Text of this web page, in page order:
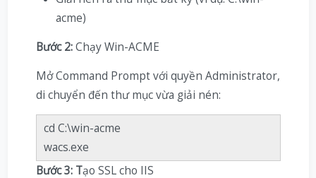
acme)
Bước 2:Chạy Win-ACME
Mở Command Prompt với quyền Administrator,
di chuyển đến thư mục vừa giải nén:
cd C:\win-acme
wacs.exe
Bước 3: Tạo SSL cho IIS